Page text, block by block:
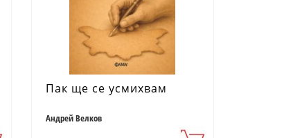
Пак ще се усмихвам
Андрей Велков